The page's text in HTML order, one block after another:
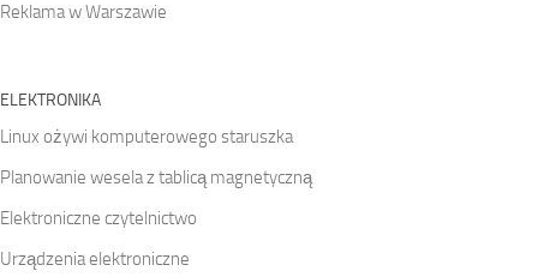
Reklama w Warszawie
ELEKTRONIKA
Linux ożywi komputerowego staruszka
Planowanie wesela z tablicą magnetyczną
Elektroniczne czytelnictwo
Urządzenia elektroniczne